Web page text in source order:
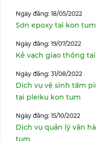
Ngày đăng: 18/05/2022
Sơn epoxy tại kon tum
Ngày đăng: 19/07/2022
Kẻ vạch giao thông
Ngày đăng: 31/08/2022
Dịch vụ vệ sinh tấm
tại pleiku kon tum
Ngày đăng: 15/10/2022
Dịch vụ quản lý vận
tum